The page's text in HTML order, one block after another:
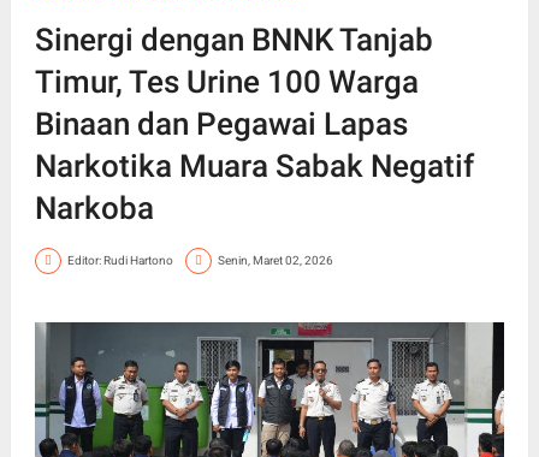
Sinergi dengan BNNK Tanjab
Timur, Tes Urine 100 Warga
Binaan dan Pegawai Lapas
Narkotika Muara Sabak Negatif
Narkoba
Editor: Rudi Hartono Senin, Maret 02, 2026